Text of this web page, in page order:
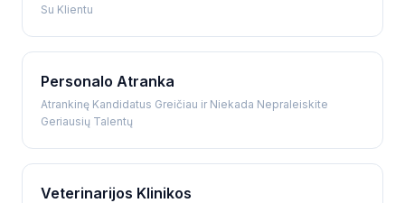
Su Klientu
Personalo Atranka
Atrankinę Kandidatus Greičiau ir Niekada Nepraleiskite
Geriausių Talentų
Veterinarijos Klinikos